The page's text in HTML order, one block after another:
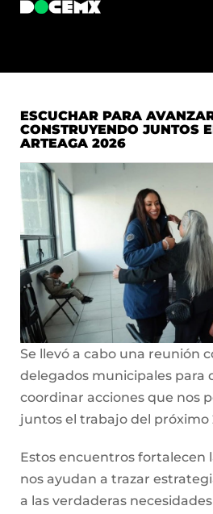
ESCUCHAR PARA
CONSTRUYENDO JUNTOS
ARTEAGA 2026
Se llevó a cabo una reunión
delegados municipales para
coordinar acciones que nos
juntos el trabajo del próximo
Estos encuentros fortalecen
nos ayudan a trazar
a las verdaderas